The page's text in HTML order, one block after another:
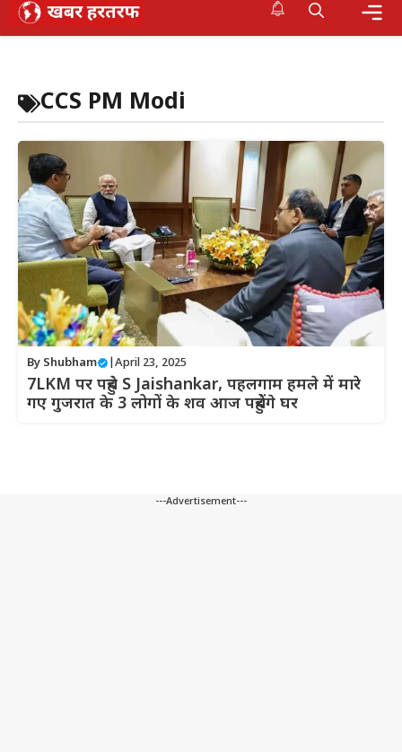
CCS PM Modi
By Shubham April 23, 2025
7LKM पर पहुंचे S Jaishankar, पहलगाम हमले में मारे
गए गुजरात के 3 लोगों के शव आज पहुंचेंगे घर
---Advertisement---